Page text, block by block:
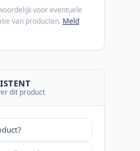
voor eventuele
van producten. Meld
dit product